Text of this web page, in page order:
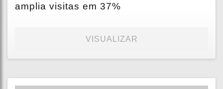
amplia visitas em 37%
VISUALIZAR